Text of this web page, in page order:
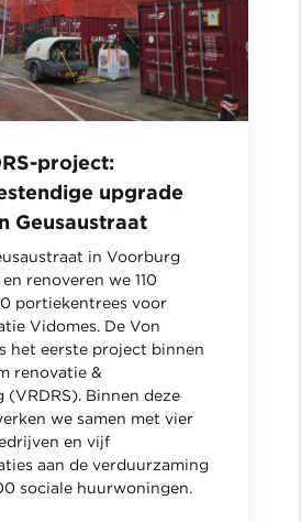
project:
upgrade
Geusaustraat
in Voorburg
renoveren we 110
portiekentrees voor
Vidomes. De Von
het eerste project binnen
renovatie &
Binnen deze
we samen met vier
en vijf
aan de verduurzaming
sociale huurwoningen.